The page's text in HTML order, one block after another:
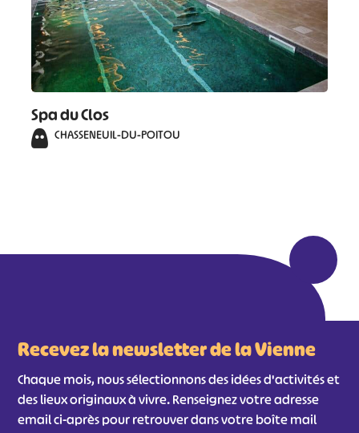
Spa du Clos
CHASSENEUIL-DU-POITOU
Recevez la newsletter de la Vienne
Chaque mois, nous sélectionnons des idées d'activités et
des lieux originaux à vivre. Renseignez votre adresse
email ci-après pour retrouver dans votre boîte mail